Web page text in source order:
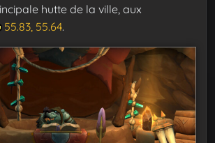
hutte de la ville, aux
55.83, 55.64.